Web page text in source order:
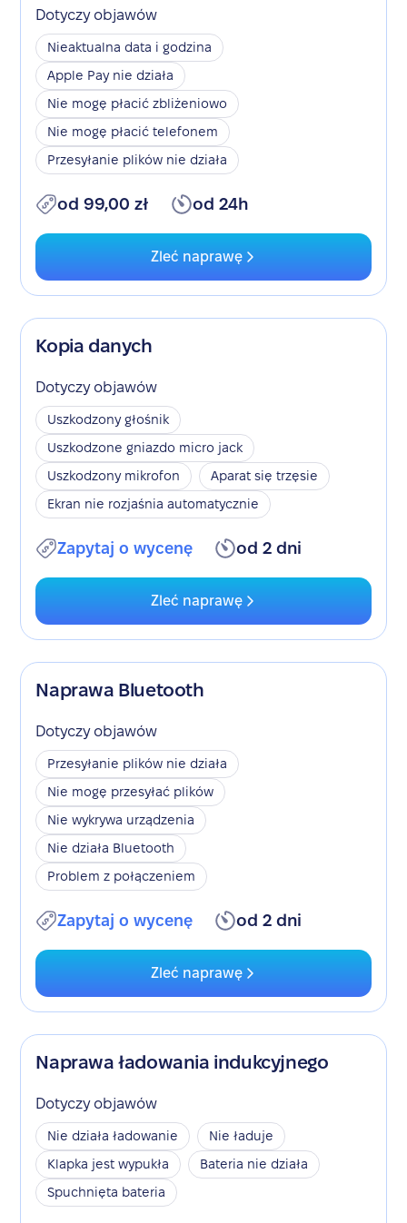
Dotyczy objawów
Nieaktualna data i godzina
Apple Pay nie działa
Nie mogę płacić zbliżeniowo
Nie mogę płacić telefonem
Przesyłanie plików nie działa
od 99,00 zł od 24h
Zleć naprawę
Kopia danych
Dotyczy objawów
Uszkodzony głośnik
Uszkodzone gniazdo micro jack
Uszkodzony mikrofon
Aparat się trzęsie
Ekran nie rozjaśnia automatycznie
Zapytaj o wycenę od 2 dni
Zleć naprawę
Naprawa Bluetooth
Dotyczy objawów
Przesyłanie plików nie działa
Nie mogę przesyłać plików
Nie wykrywa urządzenia
Nie działa Bluetooth
Problem z połączeniem
Zapytaj o wycenę od 2 dni
Zleć naprawę
Naprawa ładowania indukcyjnego
Dotyczy objawów
Nie działa ładowanie
Nie ładuje
Klapka jest wypukła
Bateria nie działa
Spuchnięta bateria